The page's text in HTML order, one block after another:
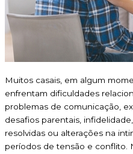
Muitos casais, em algum
enfrentam dificuldades
problemas de comunicação,
desafios parentais,
resolvidas ou alterações na
períodos de tensão e conflito.